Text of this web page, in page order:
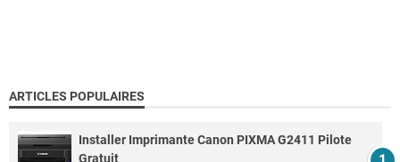
ARTICLES POPULAIRES
Installer Imprimante Canon PIXMA G2411 Pilote
Gratuit